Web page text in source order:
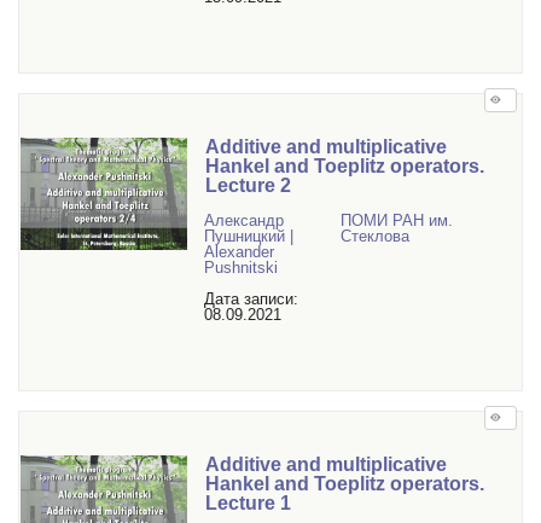
Additive and multiplicative
Hankel and Toeplitz operators.
Lecture 2
Александр
Пушницкий |
Alexander
Pushnitski
Дата записи:
08.09.2021
ПОМИ РАН им.
Стеклова
Additive and multiplicative
Hankel and Toeplitz operators.
Lecture 1